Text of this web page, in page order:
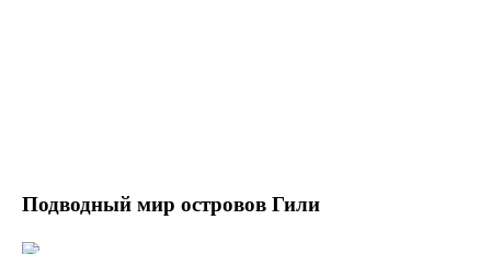
Подводный мир островов Гили